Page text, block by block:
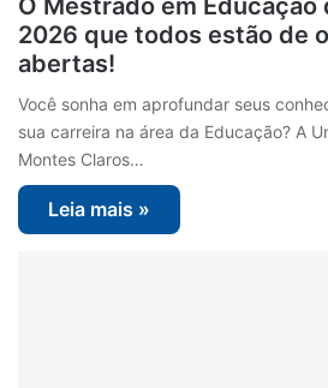
O Mestrado em Educação
2026 que todos estão de
abertas!
Você sonha em aprofundar seus
sua carreira na área da Educação? A
Montes Claros…
Leia mais »